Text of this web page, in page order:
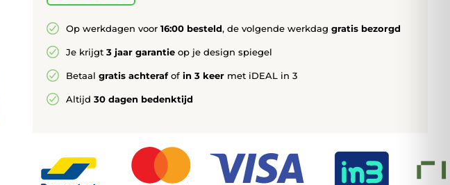
Op werkdagen voor 16:00 besteld, de volgende werkdag gratis bezorgd
Je krijgt 3 jaar garantie op je design spiegel
Betaal gratis achterafof in 3 keer met iDEAL in 3
Altijd 30 dagen bedenktijd